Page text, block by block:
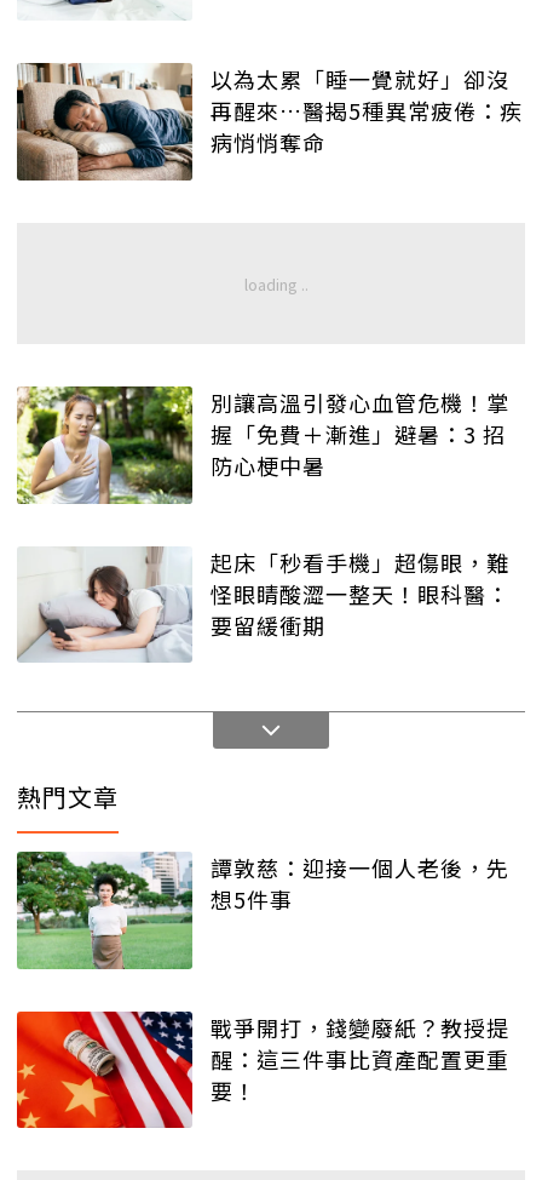
以為太累「睡一覺就好」卻沒
再醒來…醫揭5種異常疲倦：疾
病悄悄奪命
別讓高溫引發心血管危機！掌
握「免費＋漸進」避暑：3 招
防心梗中暑
起床「秒看手機」超傷眼，難
怪眼睛酸澀一整天！眼科醫：
要留緩衝期
熱門文章
譚敦慈：迎接一個人老後，先
想5件事
戰爭開打，錢變廢紙？教授提
醒：這三件事比資產配置更重
要！